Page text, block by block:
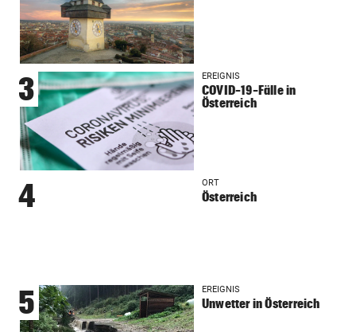
3 EREIGNIS
COVID-19-Fälle in
Österreich
4 ORT
Österreich
5 EREIGNIS
Unwetter in Österreich